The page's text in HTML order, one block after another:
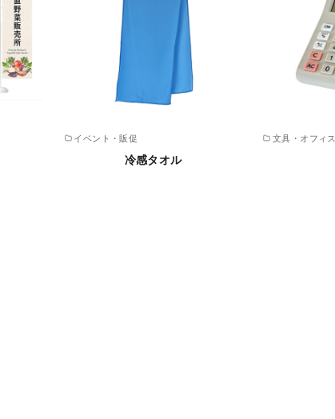
イベント・販促
冷感タオル
文具・オフィス